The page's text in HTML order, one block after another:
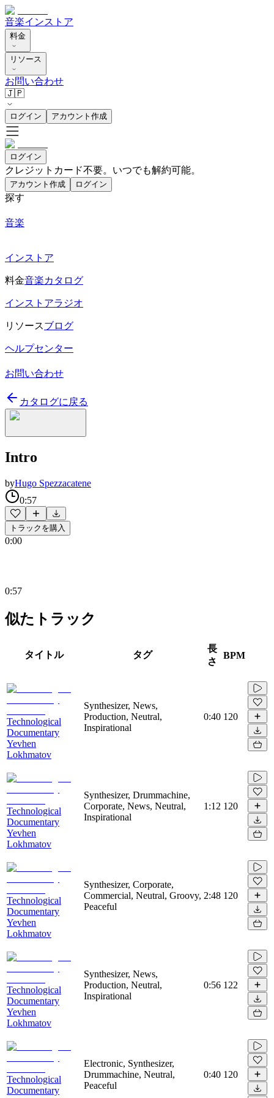
音楽インストア
料金
リソース
お問い合わせ
🇯🇵
ログイン アカウント作成
ログイン
クレジットカード不要。いつでも解約可能。
アカウント作成 ログイン
探す
音楽
インストア
料金音楽カタログ
インストアラジオ
リソースブログ
ヘルプセンター
お問い合わせ
カタログに戻る
Intro
byHugo Spezzacatene
0:57
トラックを購入
0:00
0:57
似たトラック
タイトル タグ
長
さ
BPM
Technological
Documentary
Yevhen
Lokhmatov
Synthesizer, News,
Production, Neutral,
Inspirational
0:40 120
Technological
Documentary
Yevhen
Lokhmatov
Synthesizer, Drummachine,
Corporate, News, Neutral,
Inspirational
1:12 120
Technological
Documentary
Yevhen
Lokhmatov
Synthesizer, Corporate,
Commercial, Neutral, Groovy,
Peaceful
2:48 120
Technological
Documentary
Yevhen
Lokhmatov
Synthesizer, News,
Production, Neutral,
Inspirational
0:56 122
Technological
Documentary
Electronic, Synthesizer,
Drummachine, Neutral,
Peaceful
0:40 120